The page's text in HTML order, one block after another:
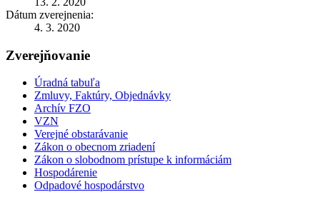
Dátum zverejnenia:
4. 3. 2020
Zverejňovanie
Úradná tabuľa
Zmluvy, Faktúry, Objednávky
Archív FZO
VZN
Verejné obstarávanie
Zákon o obecnom zriadení
Zákon o slobodnom prístupe k informáciám
Hospodárenie
Odpadové hospodárstvo